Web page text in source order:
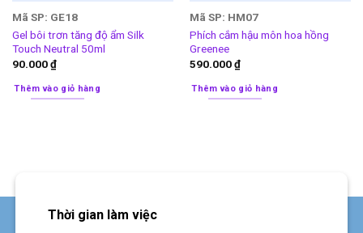
Mã SP: GE18
Gel bôi trơn tăng độ ẩm Silk
Touch Neutral 50ml
90.000₫
Thêm vào giỏ hàng
Mã SP: HM07
Phích cắm hậu môn hoa hồng
Greenee
590.000₫
Thêm vào giỏ hàng
Thời gian làm việc